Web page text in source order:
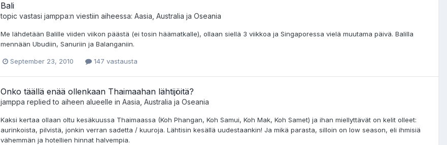
Bali
topic vastasi jamppa:n viestiin aiheessa: Aasia, Australia ja Oseania
Me lähdetään Balille viiden viikon päästä (ei tosin häämatkalle), ollaan siellä 3 viikkoa ja Singaporessa vielä muutama päivä. Balilla
mennään Ubudiin, Sanuriin ja Balanganiin.
September 23, 2010 147 vastausta
Onko täällä enää ollenkaan Thaimaahan lähtijöitä?
jamppa replied to aiheen alueelle in Aasia, Australia ja Oseania
Kaksi kertaa ollaan oltu kesäkuussa Thaimaassa (Koh Phangan, Koh Samui, Koh Mak, Koh Samet) ja ihan miellyttävät on kelit olleet:
aurinkoista, pilvistä, jonkin verran sadetta / kuuroja. Lähtisin kesällä uudestaankin! Ja mikä parasta, silloin on low season, eli ihmisiä
vähemmän ja hotellien hinnat halvempia.